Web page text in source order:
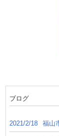
ブログ
2021/2/18 福山